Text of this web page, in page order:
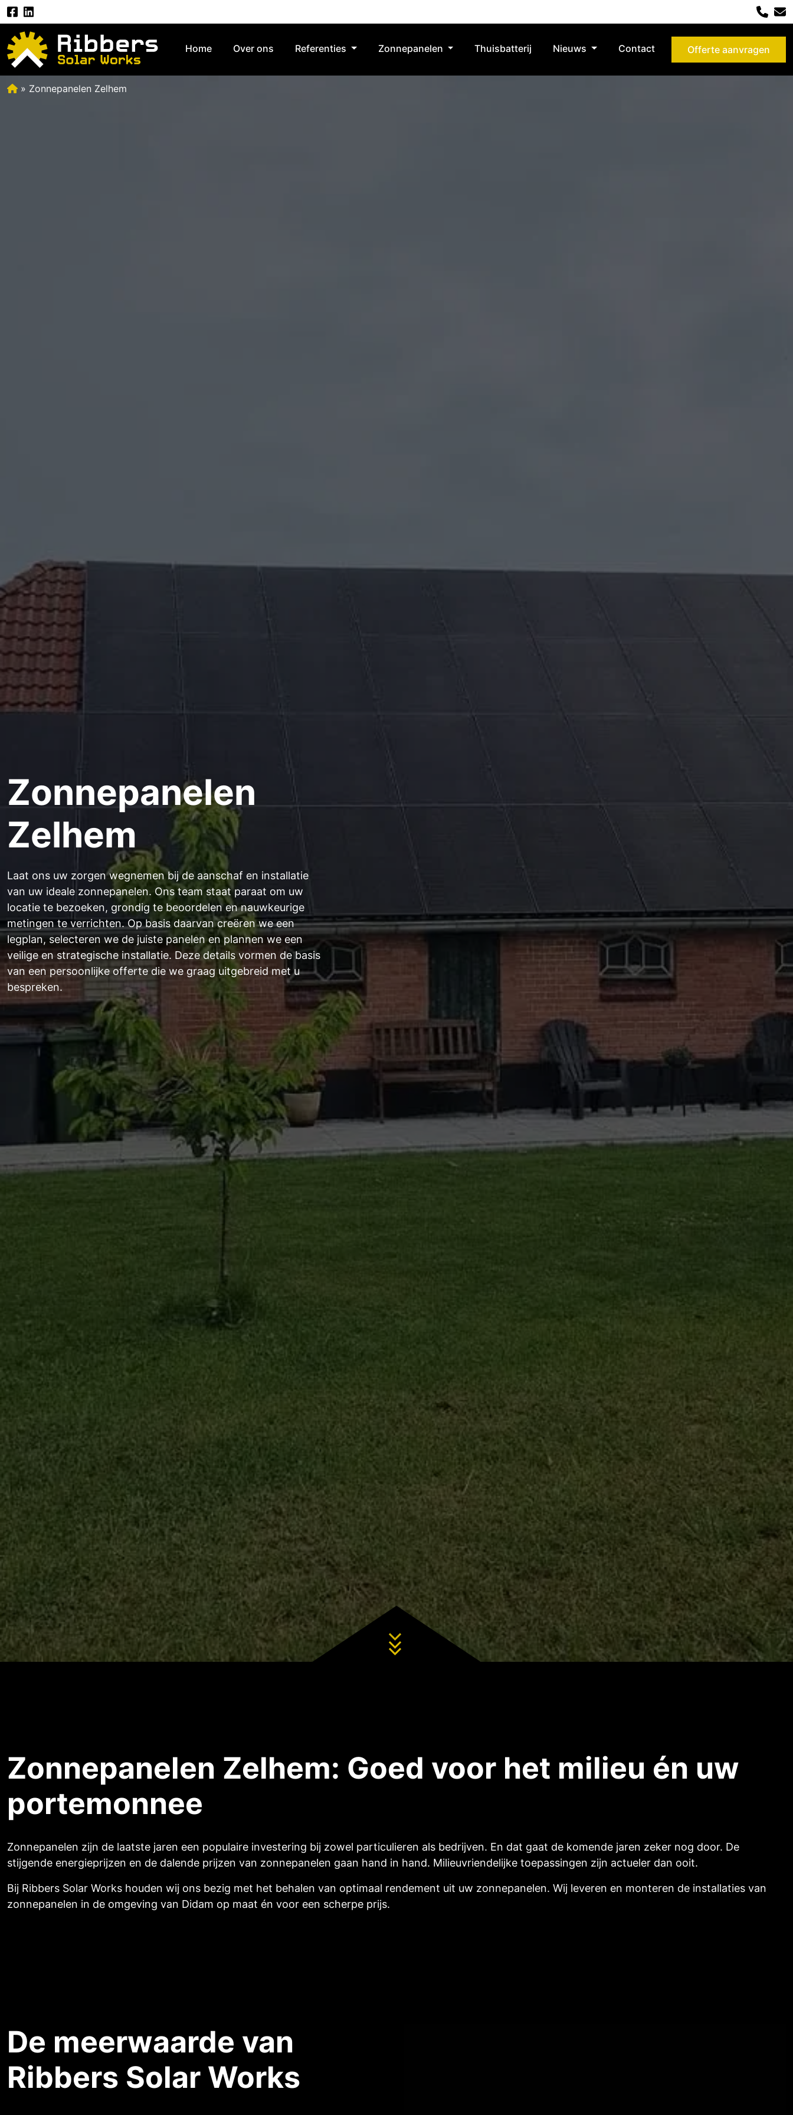
Home Over ons Referenties Zonnepanelen Thuisbatterij Nieuws Contact Offerte aanvragen
» Zonnepanelen Zelhem
Zonnepanelen
Zelhem
Laat ons uw zorgen wegnemen bij de aanschaf en installatie
van uw ideale zonnepanelen. Ons team staat paraat om uw
locatie te bezoeken, grondig te beoordelen en nauwkeurige
metingen te verrichten. Op basis daarvan creëren we een
legplan, selecteren we de juiste panelen en plannen we een
veilige en strategische installatie. Deze details vormen de basis
van een persoonlijke offerte die we graag uitgebreid met u
bespreken.
Zonnepanelen Zelhem: Goed voor het milieu én uw
portemonnee
Zonnepanelen zijn de laatste jaren een populaire investering bij zowel particulieren als bedrijven. En dat gaat de komende jaren zeker nog door. De
stijgende energieprijzen en de dalende prijzen van zonnepanelen gaan hand in hand. Milieuvriendelijke toepassingen zijn actueler dan ooit.
Bij Ribbers Solar Works houden wij ons bezig met het behalen van optimaal rendement uit uw zonnepanelen. Wij leveren en monteren de installaties van
zonnepanelen in de omgeving van Didam op maat én voor een scherpe prijs.
De meerwaarde van
Ribbers Solar Works